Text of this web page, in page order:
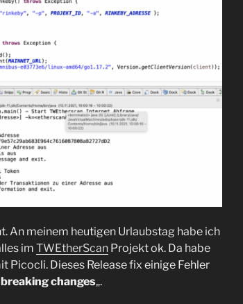
An meinem heutigen Urlaubstag habe ich
im TWEtherScan Projekt ok. Da habe
Picocli. Dieses Release fix einige Fehler
changes„.